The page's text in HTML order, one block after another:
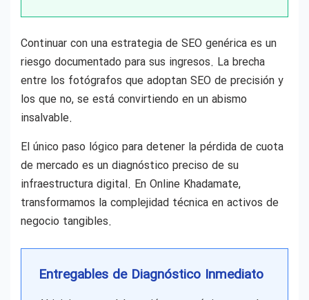
Continuar con una estrategia de SEO genérica es un
riesgo documentado para sus ingresos. La brecha
entre los fotógrafos que adoptan SEO de precisión y
los que no, se está convirtiendo en un abismo
insalvable.
El único paso lógico para detener la pérdida de cuota
de mercado es un diagnóstico preciso de su
infraestructura digital. En Online Khadamate,
transformamos la complejidad técnica en activos de
negocio tangibles.
Entregables de Diagnóstico Inmediato